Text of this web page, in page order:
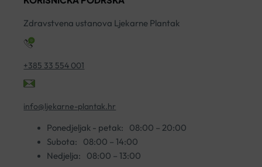
količina
Zdravstvena ustanova Ljekarne Plantak
+385 33 554 001
info@ljekarne-plantak.hr
Ponedjeljak - petak:
08:00 – 20:00
Subota:
08:00 – 14:00
Nedjelja:
08:00 – 13:00